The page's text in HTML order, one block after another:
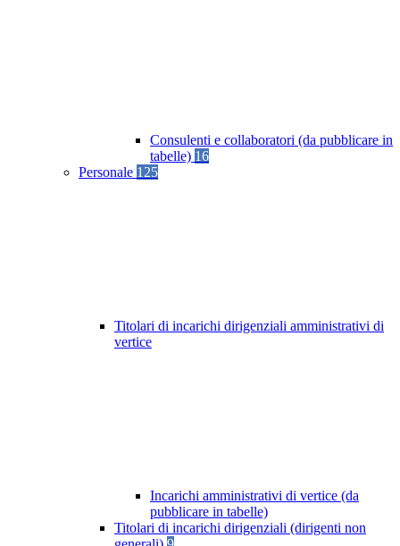
Consulenti e collaboratori (da pubblicare in
tabelle) 16
Personale 125
Titolari di incarichi dirigenziali amministrativi di
vertice
Incarichi amministrativi di vertice (da
pubblicare in tabelle)
Titolari di incarichi dirigenziali (dirigenti non